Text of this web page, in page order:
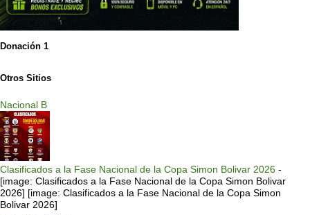
Donación 1
Otros Sitios
Nacional B
Clasificados a la Fase Nacional de la Copa Simon Bolivar 2026 -
[image: Clasificados a la Fase Nacional de la Copa Simon Bolivar
2026] [image: Clasificados a la Fase Nacional de la Copa Simon
Bolivar 2026]